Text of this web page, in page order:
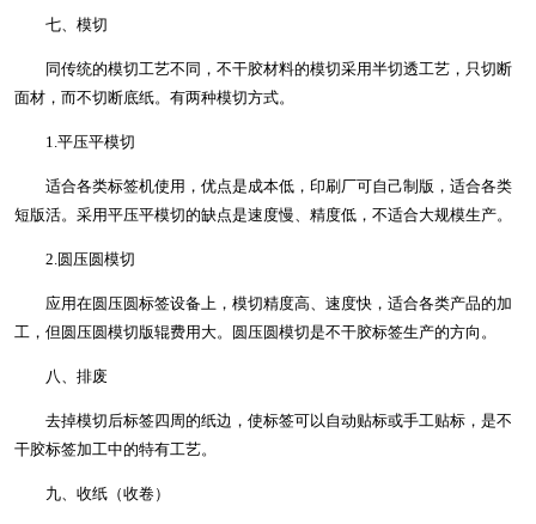
七、模切
同传统的模切工艺不同，不干胶材料的模切采用半切透工艺，只切断
面材，而不切断底纸。有两种模切方式。
1.平压平模切
适合各类标签机使用，优点是成本低，印刷厂可自己制版，适合各类
短版活。采用平压平模切的缺点是速度慢、精度低，不适合大规模生产。
2.圆压圆模切
应用在圆压圆标签设备上，模切精度高、速度快，适合各类产品的加
工，但圆压圆模切版辊费用大。圆压圆模切是不干胶标签生产的方向。
八、排废
去掉模切后标签四周的纸边，使标签可以自动贴标或手工贴标，是不
干胶标签加工中的特有工艺。
九、收纸（收卷）